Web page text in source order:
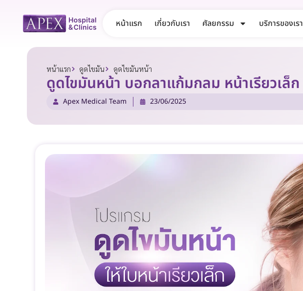
หน้าแรก เกี่ยวกับเรา ศัลยกรรม บริการของเรา
หน้าแรก ดูดไขมัน ดูดไขมันหน้า
ดูดไขมันหน้า บอกลาแก้มกลม หน้าเรียวเล็ก
Apex Medical Team 23/06/2025